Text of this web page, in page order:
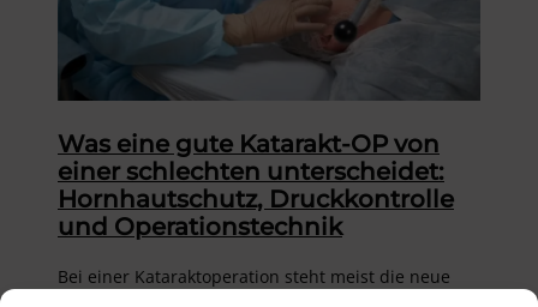
Was eine gute Katarakt-OP von
einer schlechten unterscheidet:
Hornhautschutz, Druckkontrolle
und Operationstechnik
Bei einer Kataraktoperation steht meist die neue